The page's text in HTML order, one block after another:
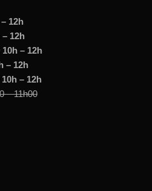
12h
– 12h
10h – 12h
– 12h
10h – 12h
– 11h00